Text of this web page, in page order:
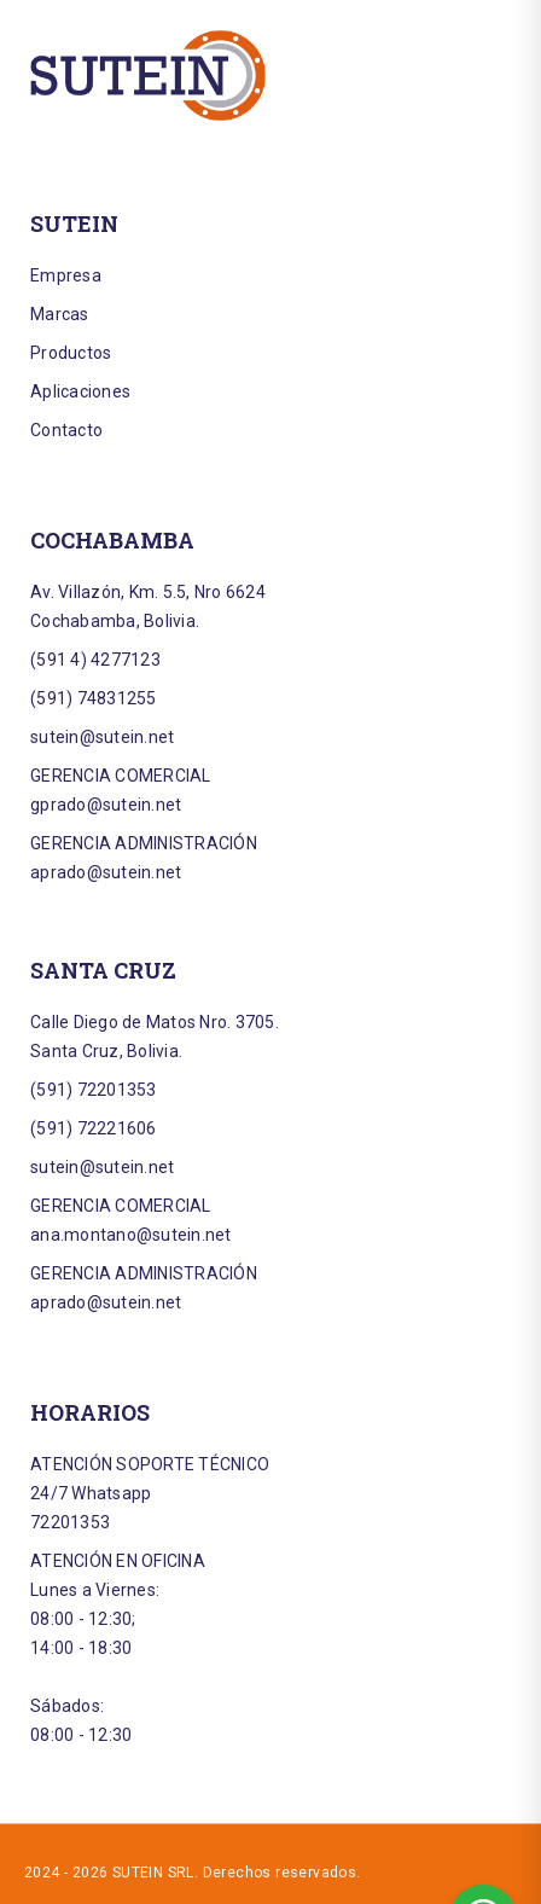
SUTEIN
Empresa
Marcas
Productos
Aplicaciones
Contacto
COCHABAMBA
Av. Villazón, Km. 5.5, Nro 6624
Cochabamba, Bolivia.
(591 4) 4277123
(591) 74831255
sutein@sutein.net
GERENCIA COMERCIAL
gprado@sutein.net
GERENCIA ADMINISTRACIÓN
aprado@sutein.net
SANTA CRUZ
Calle Diego de Matos Nro. 3705.
Santa Cruz, Bolivia.
(591) 72201353
(591) 72221606
sutein@sutein.net
GERENCIA COMERCIAL
ana.montano@sutein.net
GERENCIA ADMINISTRACIÓN
aprado@sutein.net
HORARIOS
ATENCIÓN SOPORTE TÉCNICO
24/7 Whatsapp
72201353
ATENCIÓN EN OFICINA
Lunes a Viernes:
08:00 - 12:30;
14:00 - 18:30
Sábados:
08:00 - 12:30
2024 - 2026 SUTEIN SRL. Derechos reservados.